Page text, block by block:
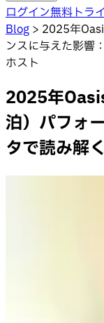
ログイン無料トラ
Blog > 2025年
ンスに与えた影響
ホスト
2025年
泊）パフォ
タで読み解